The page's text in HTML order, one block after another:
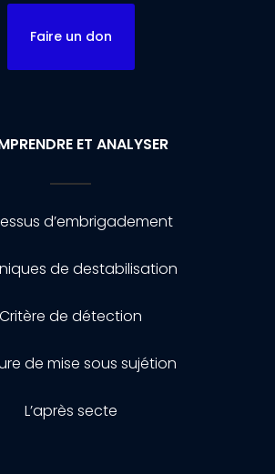
Faire un don
ET ANALYSER
d’embrigadement
de destabilisation
Critère de détection
de mise sous sujétion
L’après secte